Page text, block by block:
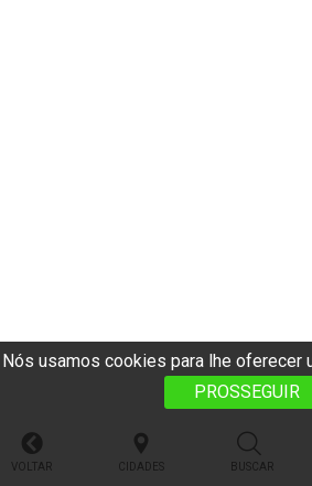
Nós usamos cookies para lhe oferecer
PROSSEGUIR
VOLTAR CIDADES BUSCAR